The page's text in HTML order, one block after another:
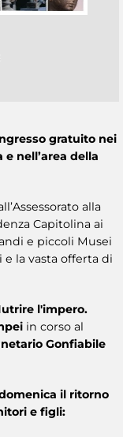
gratuito nei
nell’area della
alla
Capitolina ai
e piccoli Musei
la vasta offerta di
l'impero.
in corso al
Gonfiabile
il ritorno
e figli: